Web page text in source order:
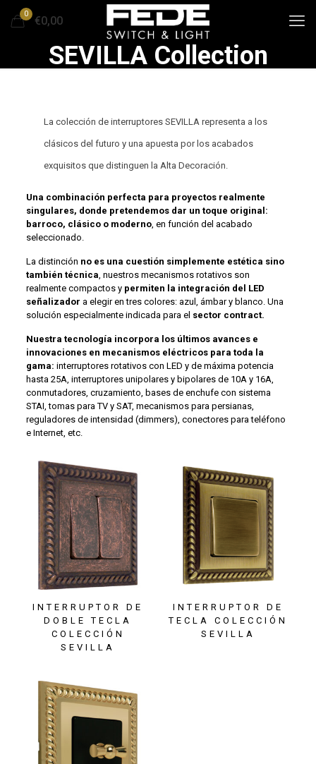
0
€0,00
SEVILLA Collection
La colección de interruptores SEVILLA representa a los
clásicos del futuro y una apuesta por los acabados
exquisitos que distinguen la Alta Decoración.
Una combinación perfecta para proyectos realmente
singulares, donde pretendemos dar un toque original:
barroco, clásico o moderno, en función del acabado
seleccionado.
La distinción no es una cuestión simplemente estética sino
también técnica, nuestros mecanismos rotativos son
realmente compactos ypermiten la integración del LED
señalizador a elegir en tres colores: azul, ámbar y blanco. Una
solución especialmente indicada para el sector contract.
Nuestra tecnología incorpora los últimos avances e
innovaciones en mecanismos eléctricos para toda la
gama: interruptores rotativos con LED y de máxima potencia
hasta 25A, interruptores unipolares y bipolares de 10A y 16A,
conmutadores, cruzamiento, bases de enchufe con sistema
STAI, tomas para TV y SAT, mecanismos para persianas,
reguladores de intensidad (dimmers), conectores para teléfono
e Internet, etc.
INTERRUPTOR DE
DOBLE TECLA
COLECCIÓN
SEVILLA
INTERRUPTOR DE
TECLA COLECCIÓN
SEVILLA